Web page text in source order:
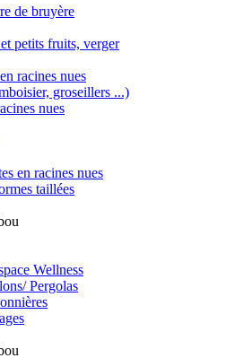
de bruyère
petits fruits, verger
racines nues
groseillers ...)
nues
en racines nues
taillées
Wellness
Pergolas